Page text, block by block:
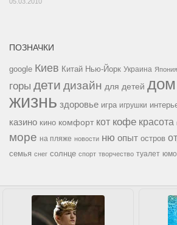
ПОЗНАЧКИ
google Киев Китай Нью-Йорк Украина Япония
горы дети дизайн для детей дом
жизнь здоровье игра игрушки
казино кино комфорт кот кофе красота
море на пляже новости ню опыт остров
семья снег солнце спорт творчество туалет